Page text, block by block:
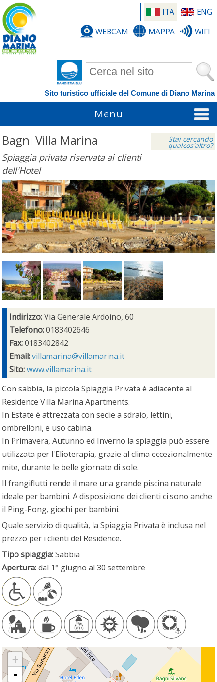
ITA
ENG
WEBCAM
MAPPA WIFI
Form di ricerca
Sito turistico ufficiale del Comune di Diano Marina
Menu
Stai cercando
qualcos'altro?
Bagni Villa Marina
Spiaggia privata riservata ai clienti
dell'Hotel
Indirizzo:Via Generale Ardoino, 60
Telefono:0183402646
Fax:0183402842
Email:villamarina@villamarina.it
Sito:www.villamarina.it
Con sabbia, la piccola Spiaggia Privata è adiacente al
Residence Villa Marina Apartments.
In Estate è attrezzata con sedie a sdraio, lettini,
ombrelloni, e uso cabina.
In Primavera, Autunno ed Inverno la spiaggia può essere
utilizzata per l'Elioterapia, grazie al clima eccezionalmente
mite, durante le belle giornate di sole.
Il frangiflutti rende il mare una grande piscina naturale
ideale per bambini. A disposizione dei clienti ci sono anche
il Ping-Pong, giochi per bambini.
Quale servizio di qualità, la Spiaggia Privata è inclusa nel
prezzo per i clienti del Residence.
Tipo spiaggia:Sabbia
Apertura:dal 1° giugno al 30 settembre
+
-